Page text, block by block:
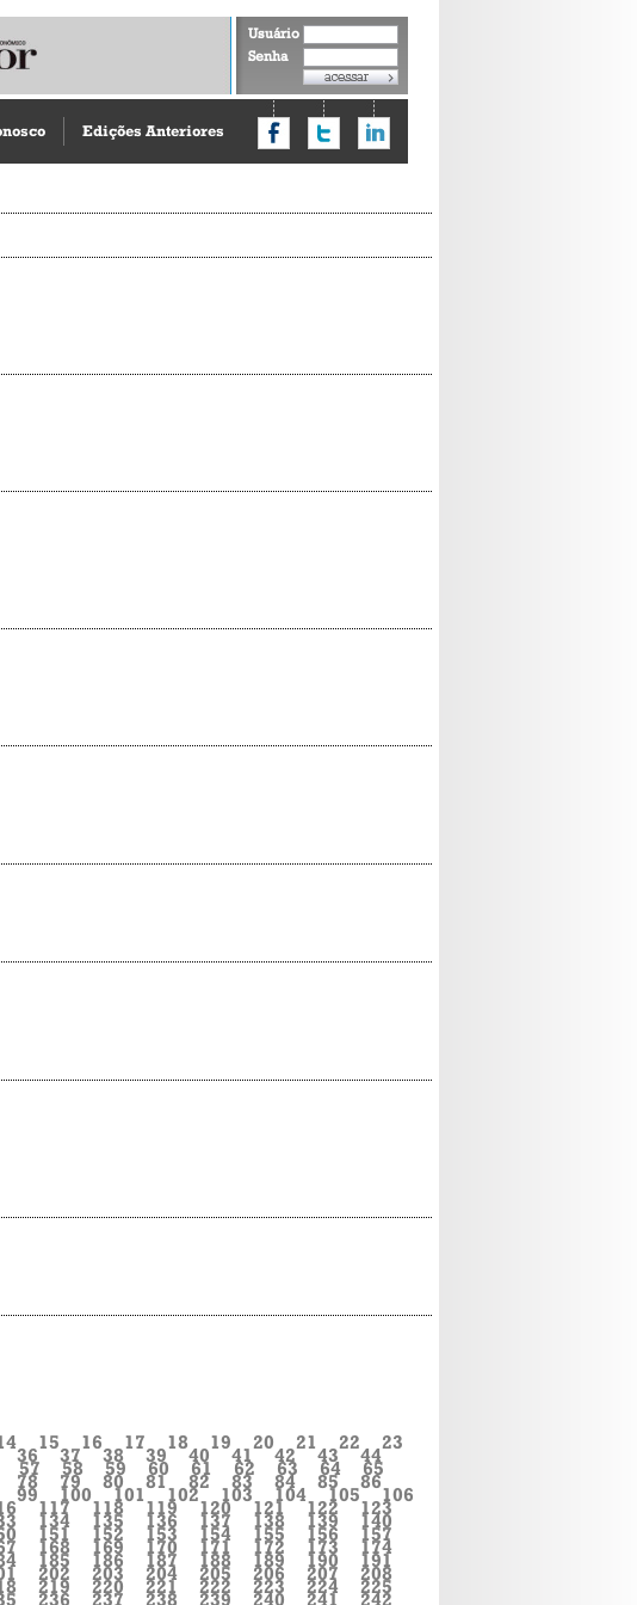
Usuário
Senha
Edições Anteriores
15 16 17 18 19 20 21 22 23
36 37 38 39 40 41 42 43 44
57 58 59 60 61 62 63 64 65
78 79 80 81 82 83 84 85 86
99 100 101 102 103 104 105 106
117 118 119 120 121 122 123
134 135 136 137 138 139 140
151 152 153 154 155 156 157
168 169 170 171 172 173 174
185 186 187 188 189 190 191
202 203 204 205 206 207 208
219 220 221 222 223 224 225
236 237 238 239 240 241 242